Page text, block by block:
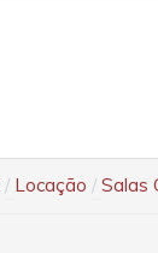
Locação Salas